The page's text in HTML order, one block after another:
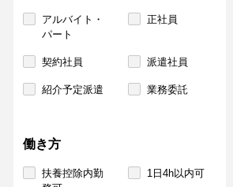
アルバイト・
パート
正社員
契約社員 派遣社員
紹介予定派遣 業務委託
働き方
扶養控除内勤
1日4h以内可